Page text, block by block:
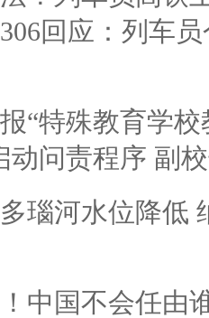
回应：列车
“特殊教育学
动问责程序 副
瑙河水位降低
中国不会任由